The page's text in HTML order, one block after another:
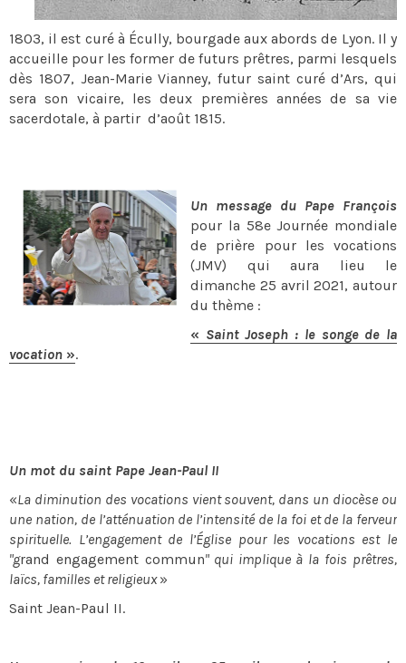
1803, il est curé à Écully, bourgade aux abords de Lyon. Il y
accueille pour les former de futurs prêtres, parmi lesquels
dès 1807, Jean-Marie Vianney, futur saint curé d’Ars, qui
sera son vicaire, les deux premières années de sa vie
sacerdotale, à partir d’août 1815.
Un message du Pape François
pour la 58e Journée mondiale
de prière pour les vocations
(JMV) qui aura lieu le
dimanche 25 avril 2021, autour
du thème :
« Saint Joseph : le songe de la
vocation ».
Un mot du saint Pape Jean-Paul II
«La diminution des vocations vient souvent, dans un diocèse ou
une nation, de l’atténuation de l’intensité de la foi et de la ferveur
spirituelle. L’engagement de l’Église pour les vocations est le
"grand engagement commun" qui implique à la fois prêtres,
laïcs, familles et religieux»
Saint Jean-Paul II.